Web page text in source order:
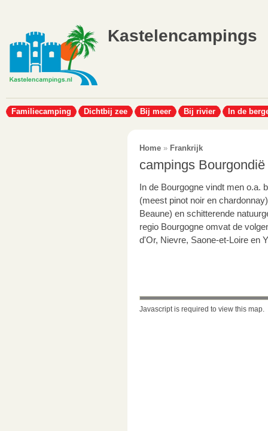
Kastelencampings
Familiecamping Dichtbij zee Bij meer Bij rivier In de
Home» Frankrijk
campings Bourgondië
In de Bourgogne vindt men o.a.
(meest pinot noir en
Beaune) en schitterende
regio Bourgogne omvat de
d'Or, Nievre, Saone-et-Loire en
Javascript is required to view this map.